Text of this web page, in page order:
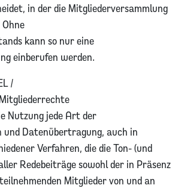
in der die Mitgliederversammlung
kann so nur eine
einberufen werden.
/
Nutzung jede Art der
und Datenübertragung, auch in
Verfahren, die die Ton- (und
Redebeiträge sowohl der in Präsenz
Mitglieder von und an